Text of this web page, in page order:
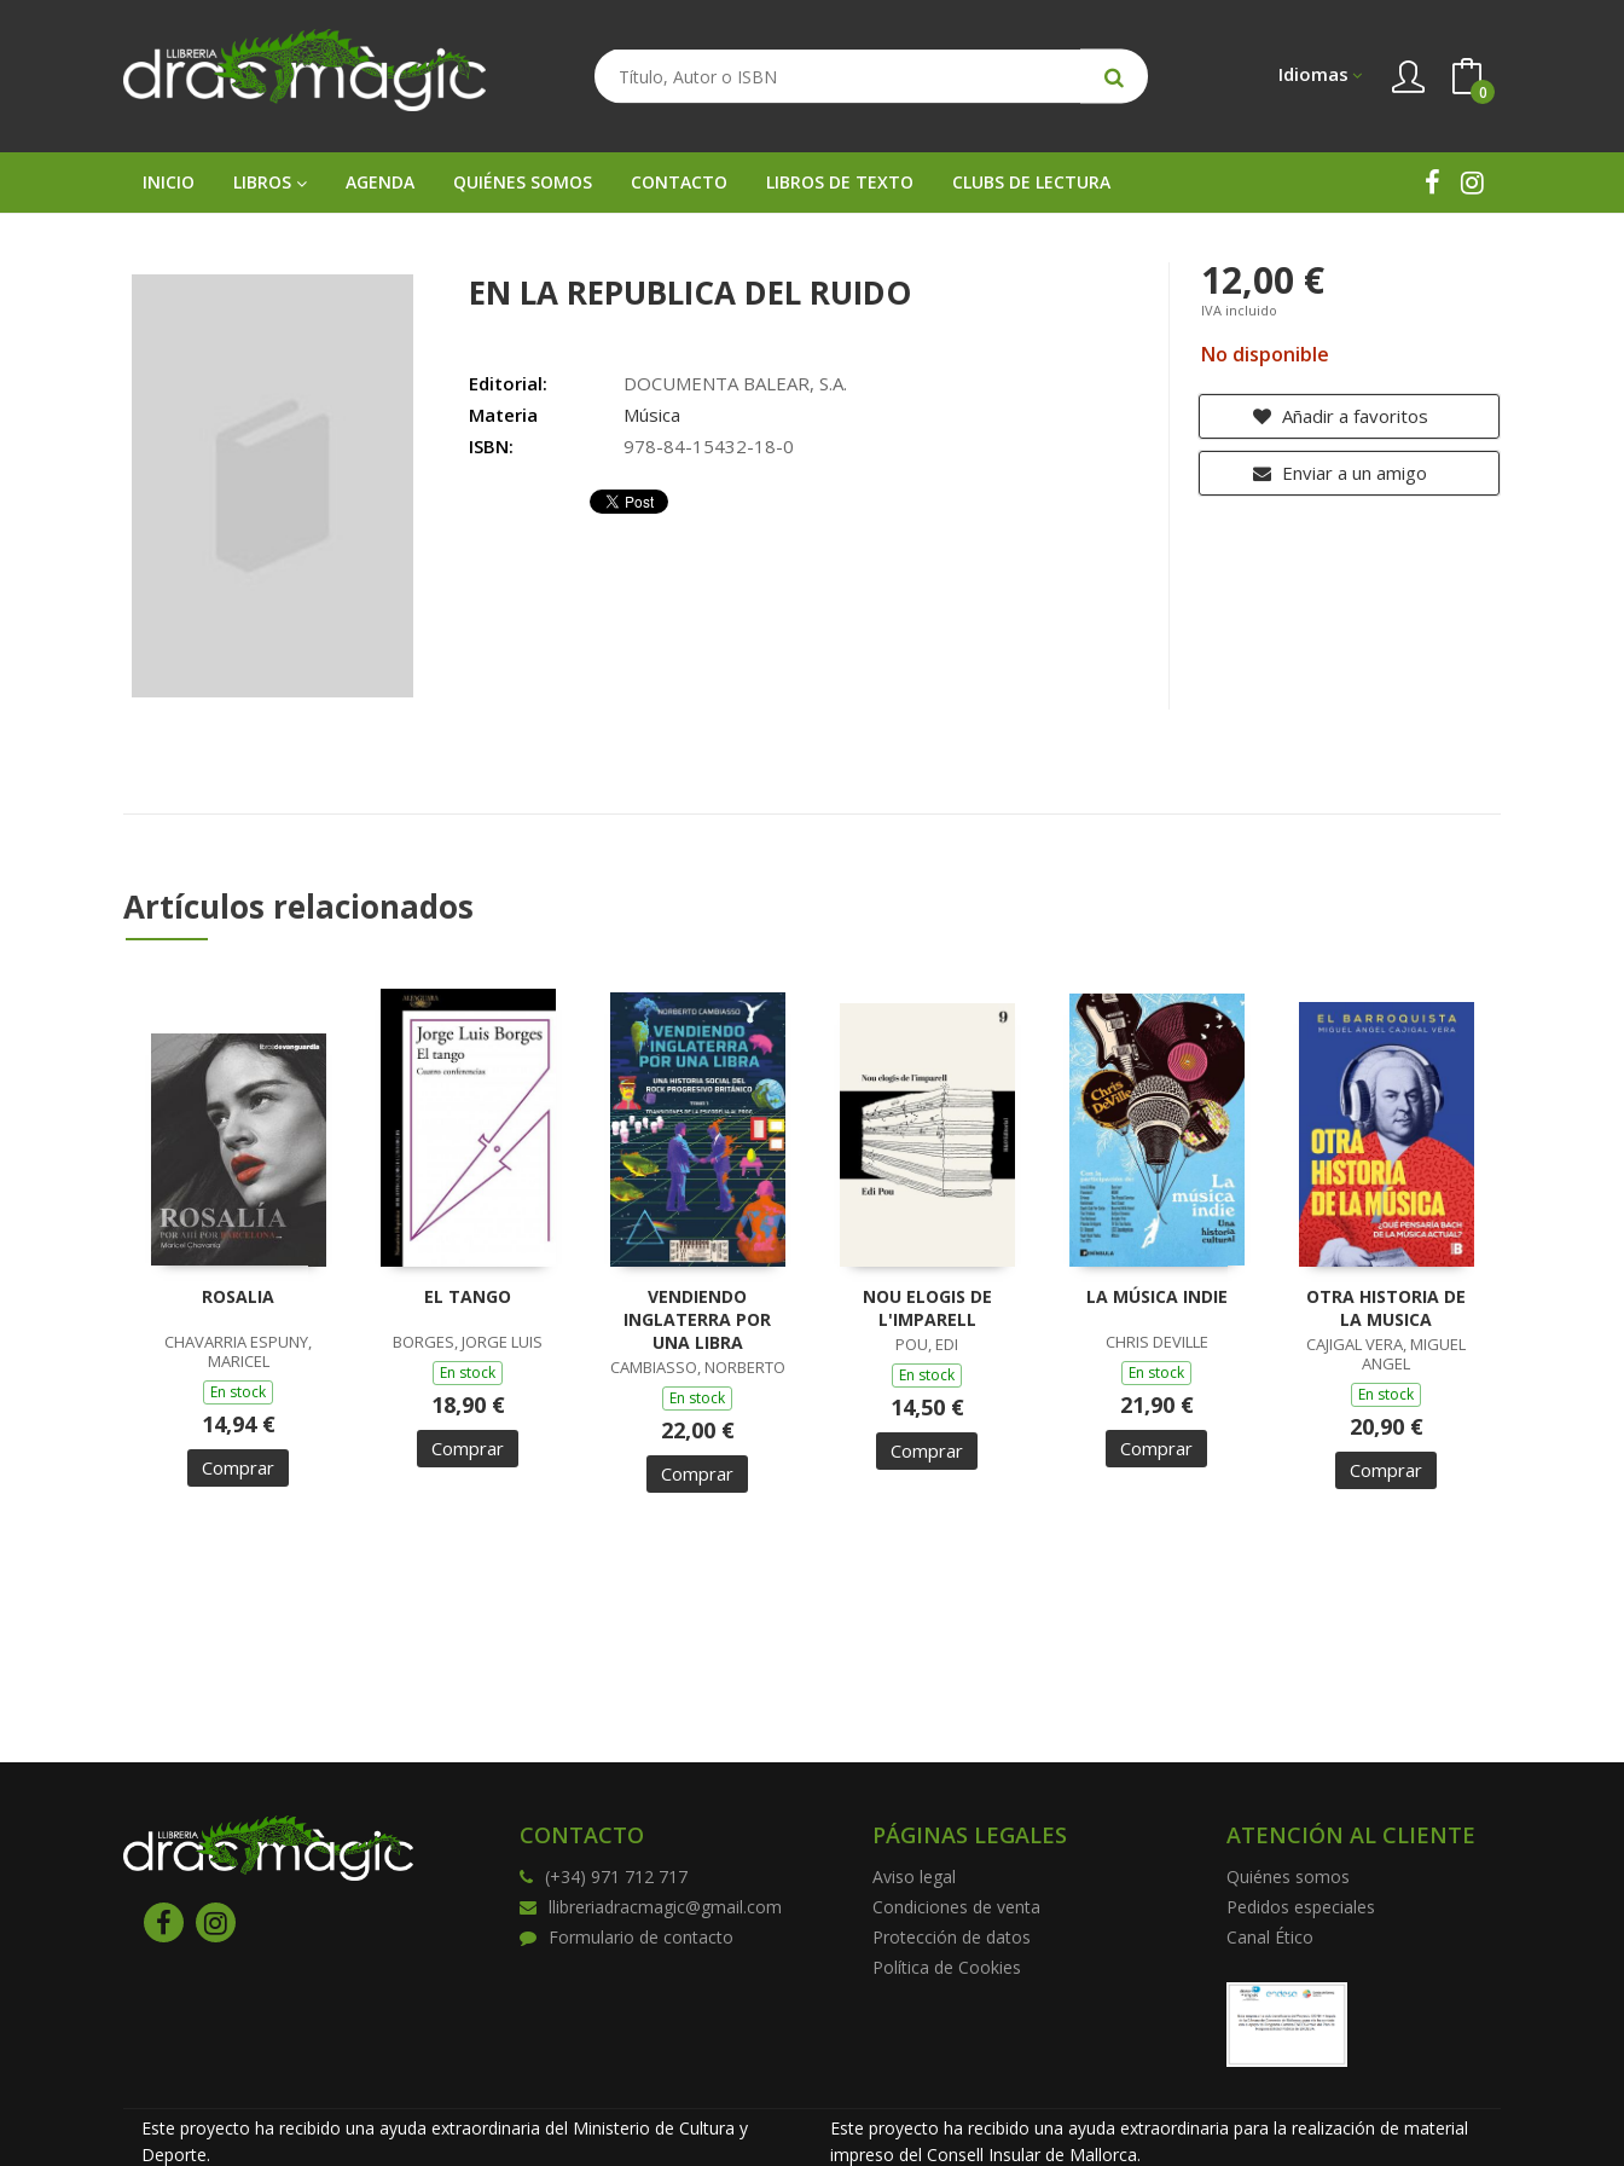
Idiomas
0
INICIO LIBROS AGENDA QUIÉNES SOMOS CONTACTO LIBROS DE TEXTO CLUBS DE LECTURA
EN LA REPUBLICA DEL RUIDO
Editorial:
DOCUMENTA BALEAR, S.A.
Materia
Música
ISBN:
978-84-15432-18-0
12,00 €
IVA incluido
No disponible
Añadir a favoritos
Enviar a un amigo
Artículos relacionados
ROSALIA
CHAVARRIA ESPUNY,
MARICEL
En stock
14,94 €
Comprar
EL TANGO
BORGES, JORGE LUIS
En stock
18,90 €
Comprar
VENDIENDO
INGLATERRA POR
UNA LIBRA
CAMBIASSO, NORBERTO
En stock
22,00 €
Comprar
NOU ELOGIS DE
L'IMPARELL
POU, EDI
En stock
14,50 €
Comprar
LA MÚSICA INDIE
CHRIS DEVILLE
En stock
21,90 €
Comprar
OTRA HISTORIA DE
LA MUSICA
CAJIGAL VERA, MIGUEL
ANGEL
En stock
20,90 €
Comprar
CONTACTO
(+34) 971 712 717
llibreriadracmagic@gmail.com
Formulario de contacto
PÁGINAS LEGALES
Aviso legal
Condiciones de venta
Protección de datos
Política de Cookies
ATENCIÓN AL CLIENTE
Quiénes somos
Pedidos especiales
Canal Ético
Este proyecto ha recibido una ayuda extraordinaria del Ministerio de Cultura y
Deporte.
Este proyecto ha recibido una ayuda extraordinaria para la realización de material
impreso del Consell Insular de Mallorca.